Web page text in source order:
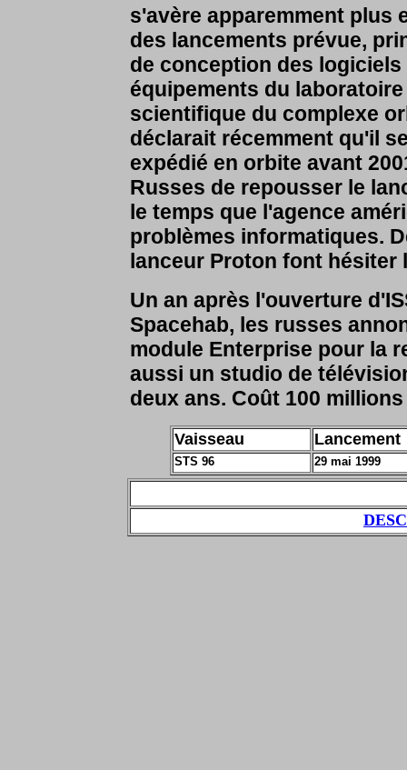
s'avère apparemment plus
des lancements prévue,
de conception des
équipements du
scientifique du complexe
déclarait récemment qu'il
expédié en orbite avant
Russes de repousser le
le temps que l'agence
problèmes informatiques.
lanceur Proton font hésiter
Un an après l'ouverture
Spacehab, les russes
module Enterprise pour la
aussi un studio de
deux ans. Coût 100 millions
Vaisseau Lancement
STS 96 29 mai 1999